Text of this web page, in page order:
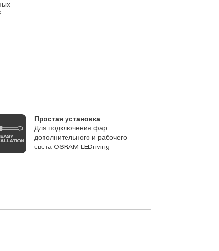
Простая установка
Для подключения фар
дополнительного и рабочего
света OSRAM LEDriving